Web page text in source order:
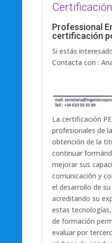
Professional
certificación
Si estás
Contacta con :
La certificación
profesionales de
obtención de la
continuar
mejorar sus
comunicación y
el desarrollo de
acreditando su
estas
de formación
evaluar por